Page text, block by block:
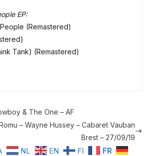
EP:
(Remastered)
Tank) (Remastered)
& The One – AF
– Wayne Hussey – Cabaret Vauban
Brest – 27/09/19
NL EN FI
FR